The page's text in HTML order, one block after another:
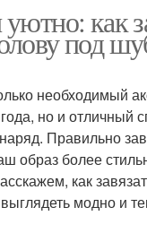
как
под
необходимый
но и отличный
Правильно
образ более
как
модно и